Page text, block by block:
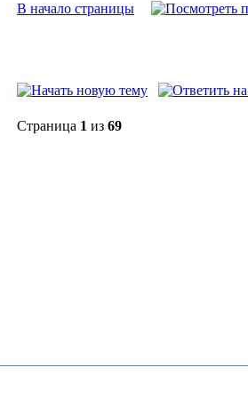
В начало страницы
Страница 1 из 69